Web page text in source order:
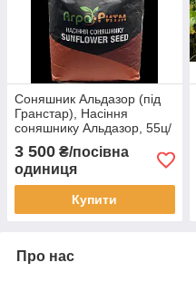
Соняшник Альдазор (під
Гранстар), Насіння
соняшнику Альдазор, 55ц/
3 500 ₴/посівна
одиниця
Купити
Про нас